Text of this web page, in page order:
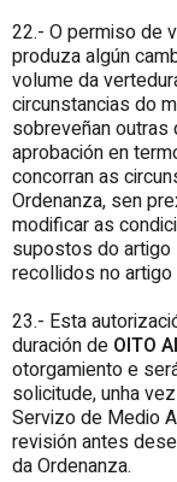
22.- O permiso de
produza algún
volume da
circunstancias do
sobreveñan outras
aprobación en
concorran as
Ordenanza, sen
modificar as
supostos do
recollidos no artigo
23.- Esta
duración de OITO
otorgamiento e
solicitude, unha
Servizo de Medio
revisión antes
da Ordenanza.